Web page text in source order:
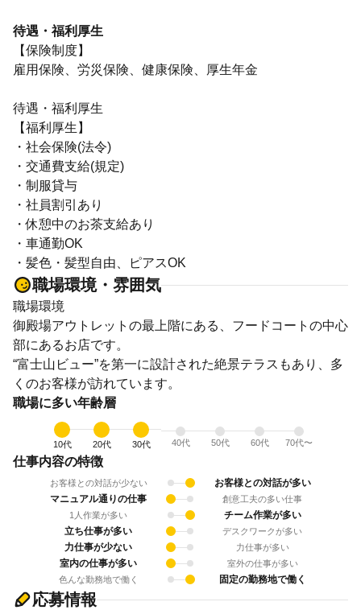
待遇・福利厚生
【保険制度】
雇用保険、労災保険、健康保険、厚生年金
待遇・福利厚生
【福利厚生】
・社会保険(法令)
・交通費支給(規定)
・制服貸与
・社員割引あり
・休憩中のお茶支給あり
・車通勤OK
・髪色・髪型自由、ピアスOK
職場環境・雰囲気
職場環境
御殿場アウトレットの最上階にある、フードコートの中心
部にあるお店です。
“富士山ビュー”を第一に設計された絶景テラスもあり、多
くのお客様が訪れています。
職場に多い年齢層
10代 20代 30代 40代 50代 60代 70代〜
仕事内容の特徴
お客様との対話が少ない
お客様との対話が多い
マニュアル通りの仕事
創意工夫の多い仕事
1人作業が多い
チーム作業が多い
立ち仕事が多い
デスクワークが多い
力仕事が少ない 力仕事が多い
室内の仕事が多い
室外の仕事が多い
色んな勤務地で働く
固定の勤務地で働く
応募情報